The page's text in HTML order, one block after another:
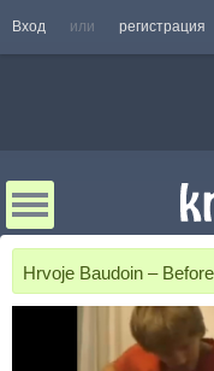
Вход или регистрация
Hrvoje Baudoin –